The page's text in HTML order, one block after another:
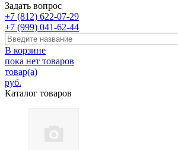
Задать вопрос
+7 (812) 622-07-29
+7 (999) 041-62-44
В корзине
пока нет товаров
товар(а)
руб.
Каталог товаров